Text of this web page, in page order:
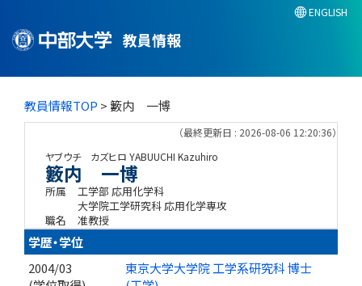
教員情報
ENGLISH
教員情報TOP > 籔内 一博
（最終更新日 : 2026-08-06 12:20:36）
ヤブウチ カズヒロ YABUUCHI Kazuhiro
籔内 一博
所属
工学部 応用化学科
大学院工学研究科 応用化学専攻
職名
准教授
学歴・学位
2004/03
東京大学大学院 工学系研究科 博士